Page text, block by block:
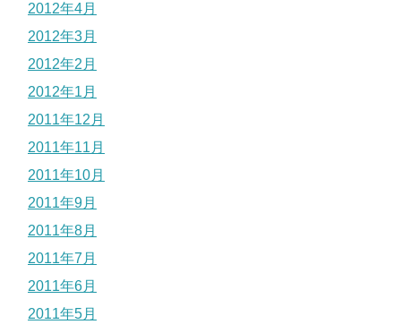
2012年4月
2012年3月
2012年2月
2012年1月
2011年12月
2011年11月
2011年10月
2011年9月
2011年8月
2011年7月
2011年6月
2011年5月